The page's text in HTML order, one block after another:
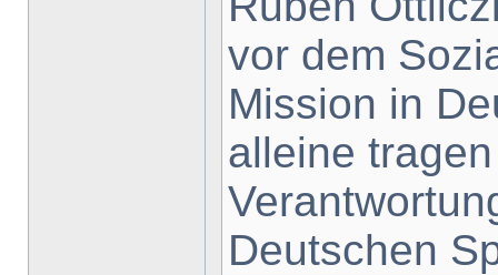
vor dem
Mission in
alleine
Deutschen